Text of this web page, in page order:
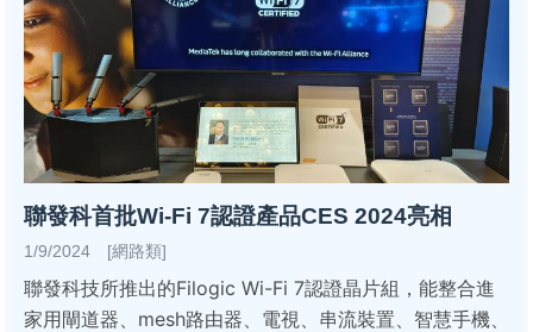
聯發科首批Wi-Fi 7認證產品CES 2024亮相
1/9/2024 [網路類]
聯發科技所推出的Filogic Wi-Fi 7認證晶片組，能整合進
家用閘道器、mesh路由器、電視、串流裝置、智慧手機、